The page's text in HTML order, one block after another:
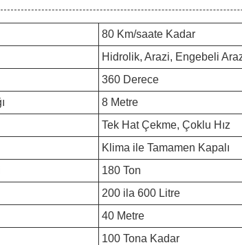
80 Km/saate Kadar
Hidrolik, Arazi, Engebeli
360 Derece
8 Metre
Tek Hat Çekme, Çoklu Hız
Klima ile Tamamen Kapalı
180 Ton
200 ila 600 Litre
40 Metre
100 Tona Kadar